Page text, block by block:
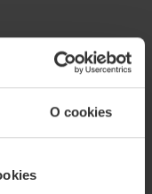
O cookies